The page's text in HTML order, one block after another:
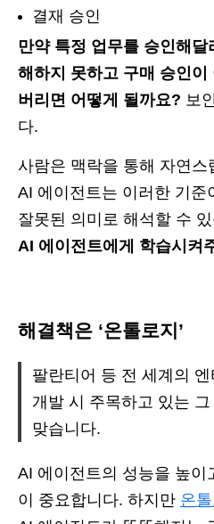
결재 승인
만약 특정 업무를 승인해달
해하지 못하고 구매 승인이
버리면 어떻게 될까요? 보
다.
사람은 맥락을 통해 자연스
AI 에이전트는 이러한 기준
잘못된 의미로 해석할 수
AI 에이전트에게 학습시켜
해결책은 ‘온톨로지’
팔란티어 등 전 세계의
개발 시 주목하고 있는 그
맞습니다.
AI 에이전트의 성능을 높이
이 중요합니다. 하지만 온톨